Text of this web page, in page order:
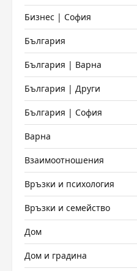
Бизнес | София
България
България | Варна
България | Други
България | София
Варна
Взаимоотношения
Връзки и психология
Връзки и семейство
Дом
Дом и градина